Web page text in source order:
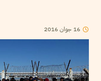
16 جوان2016